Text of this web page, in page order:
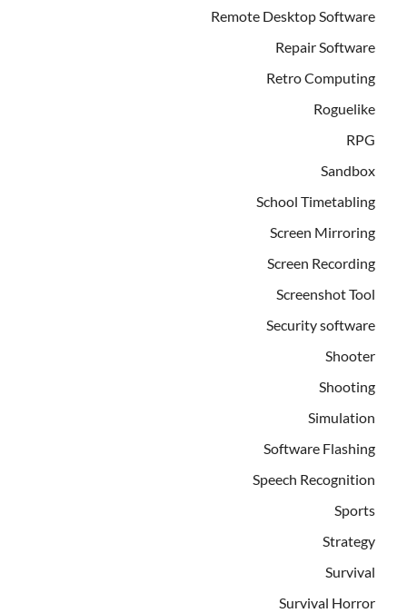
Remote Desktop Software
Repair Software
Retro Computing
Roguelike
RPG
Sandbox
School Timetabling
Screen Mirroring
Screen Recording
Screenshot Tool
Security software
Shooter
Shooting
Simulation
Software Flashing
Speech Recognition
Sports
Strategy
Survival
Survival Horror